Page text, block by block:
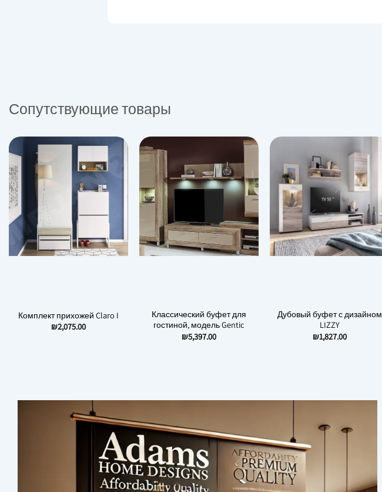
Сопутствующие товары
Комплект прихожей Claro I
₪2,075.00
Классический буфет для
гостиной, модель Gentic
₪5,397.00
Дубовый буфет с дизайном
LIZZY
₪1,827.00